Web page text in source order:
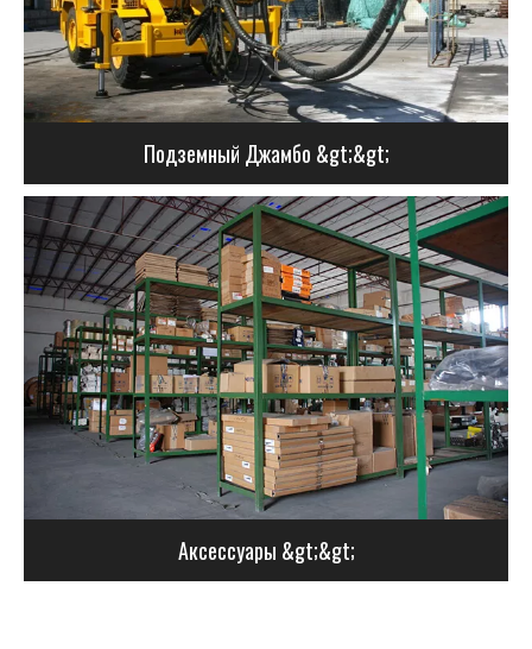
Подземный Джамбо &gt;&gt;
Аксессуары &gt;&gt;